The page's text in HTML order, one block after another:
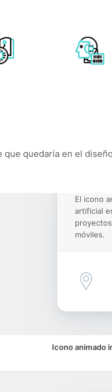
quedaría en el
El icono
artificial
móviles.
Icono animado